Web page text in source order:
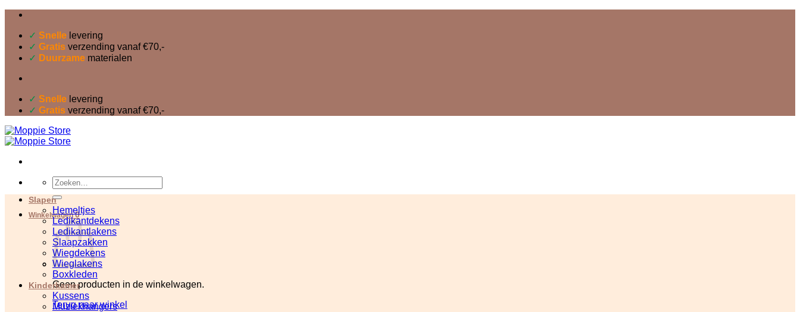
inhoud✓ Snelle levering
✓ Gratis verzending vanaf €70,-
✓ Duurzame materialen
✓ Snelle levering
✓ Gratis verzending vanaf €70,-
Zoeken
naar:
Winkelwagen0
Geen producten in de winkelwagen.
Terug naar winkel
Slapen
Hemeltjes
Ledikantdekens
Ledikantlakens
Slaapzakken
Wiegdekens
Wieglakens
Boxkleden
Kinderkamer
Kussens
Muziekhangers